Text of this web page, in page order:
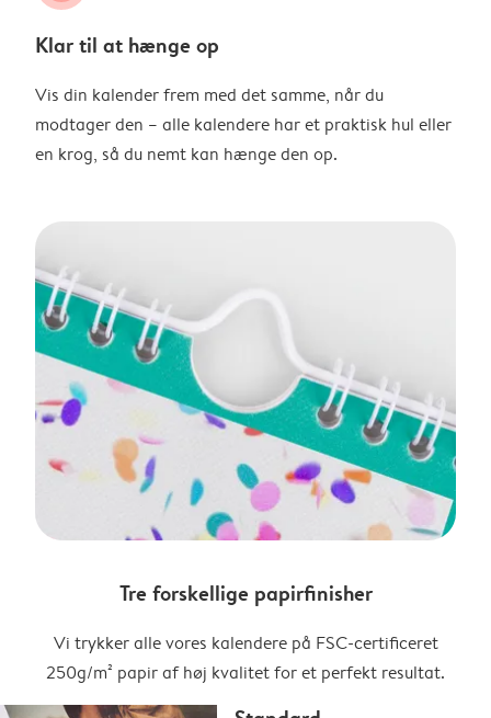
Klar til at hænge op
Vis din kalender frem med det samme, når du
modtager den – alle kalendere har et praktisk hul eller
en krog, så du nemt kan hænge den op.
Tre forskellige papirfinisher
Vi trykker alle vores kalendere på FSC-certificeret
250g/m² papir af høj kvalitet for et perfekt resultat.